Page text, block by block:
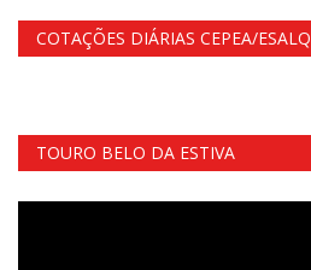
COTAÇÕES DIÁRIAS CEPEA/ESALQ
TOURO BELO DA ESTIVA